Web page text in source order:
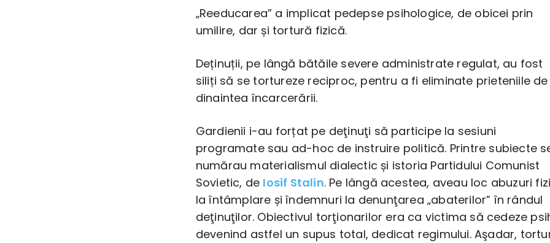
„Reeducarea” a implicat pedepse psihologice, de obicei prin
umilire, dar și tortură fizică.
Deținuții, pe lângă bătăile severe administrate regulat, au fost
siliți să se tortureze reciproc, pentru a fi eliminate prieteniile de
dinaintea încarcerării.
Gardienii i-au forțat pe deţinuţi să participe la sesiuni
programate sau ad-hoc de instruire politică. Printre subiecte
numărau materialismul dialectic și istoria Partidului Comunist
Sovietic, de Iosif Stalin. Pe lângă acestea, aveau loc abuzuri
la întâmplare și îndemnuri la denunţarea „abaterilor” în rândul
deţinuţilor. Obiectivul torţionarilor era ca victima să cedeze
devenind astfel un supus total, dedicat regimului. Aşadar,